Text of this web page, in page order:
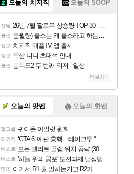
오늘의 치지직 오늘의 SOOP
잡담 26년 7월 팔로우 상승량 TOP 30 - 월간 치지직
클립 풍월량) 물소는 왜 물소라고 하는거야? 아! 그만 ㅋㅋ
정보 치지직 애플TV 앱 출시
정보 룩삼 니니 초대석 안내
클립 봉누도2 두 번째 티저 - 일상
더보기+
오늘의 팟벤 오늘의 핫벤
걸그룹 귀여운 아일릿 원희
해외겜 ‘GTA 6’ 예판 흥행…테이크투 “내부 예상 크게 넘어”
비스트 모든 엘리트 골렘 위치 공략 (30개) - 방랑 결투가
비스트 '하늘 위의 공포' 도전과제 달성법
명조 여기서 R1 뭘 말하는거고 R2가 뭘말하는걸까요?